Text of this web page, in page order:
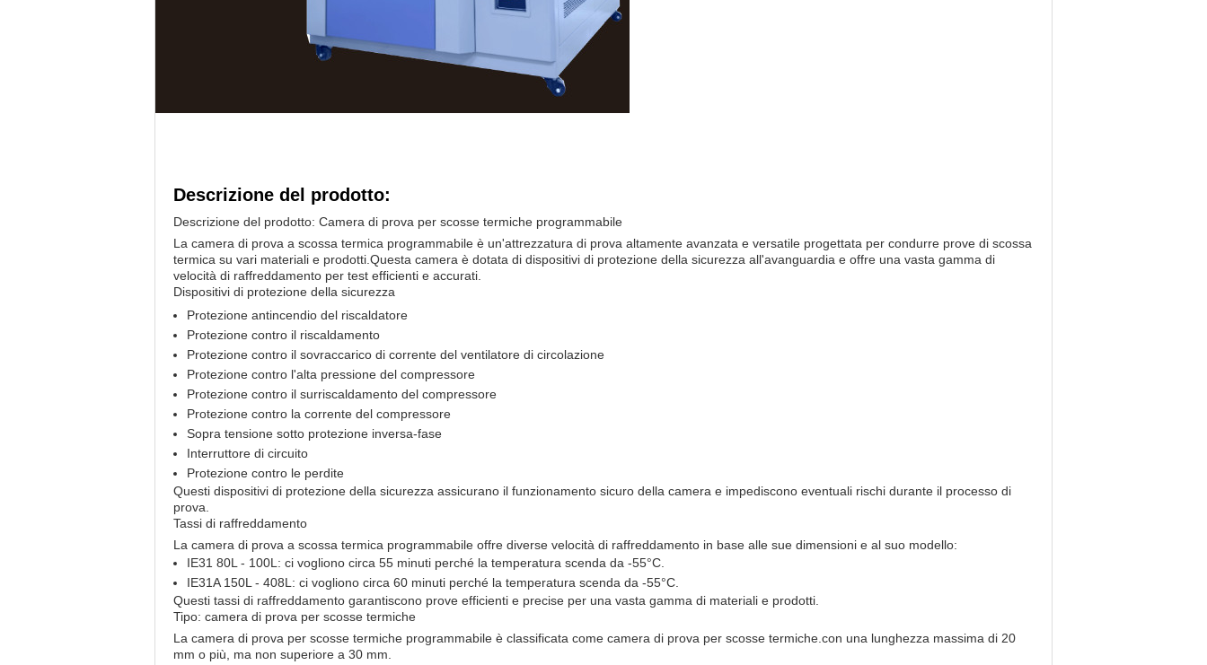
Descrizione del prodotto:
Descrizione del prodotto: Camera di prova per scosse termiche programmabile
La camera di prova a scossa termica programmabile è un'attrezzatura di prova altamente avanzata e versatile progettata per condurre prove di scossa
termica su vari materiali e prodotti.Questa camera è dotata di dispositivi di protezione della sicurezza all'avanguardia e offre una vasta gamma di
velocità di raffreddamento per test efficienti e accurati.
Dispositivi di protezione della sicurezza
Protezione antincendio del riscaldatore
Protezione contro il riscaldamento
Protezione contro il sovraccarico di corrente del ventilatore di circolazione
Protezione contro l'alta pressione del compressore
Protezione contro il surriscaldamento del compressore
Protezione contro la corrente del compressore
Sopra tensione sotto protezione inversa-fase
Interruttore di circuito
Protezione contro le perdite
Questi dispositivi di protezione della sicurezza assicurano il funzionamento sicuro della camera e impediscono eventuali rischi durante il processo di
prova.
Tassi di raffreddamento
La camera di prova a scossa termica programmabile offre diverse velocità di raffreddamento in base alle sue dimensioni e al suo modello:
IE31 80L - 100L: ci vogliono circa 55 minuti perché la temperatura scenda da -55°C.
IE31A 150L - 408L: ci vogliono circa 60 minuti perché la temperatura scenda da -55°C.
Questi tassi di raffreddamento garantiscono prove efficienti e precise per una vasta gamma di materiali e prodotti.
Tipo: camera di prova per scosse termiche
La camera di prova per scosse termiche programmabile è classificata come camera di prova per scosse termiche.con una lunghezza massima di 20
mm o più, ma non superiore a 30 mm.